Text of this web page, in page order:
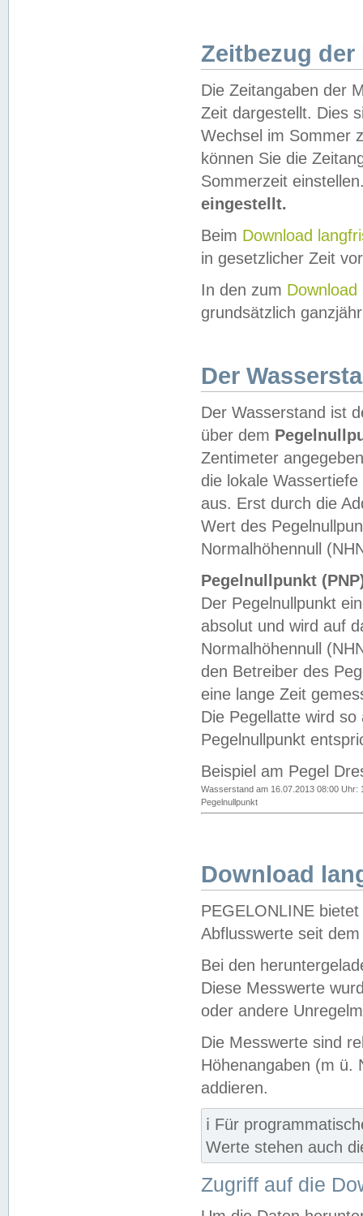
Zeitbezug der
Die Zeitangaben der
Zeit dargestellt. Dies
Wechsel im Sommer
können Sie die
Sommerzeit
eingestellt.
Beim Download
in gesetzlicher Zeit
In den zum Download
grundsätzlich
Der
Der Wasserstand ist
über dem
Zentimeter
die lokale
aus. Erst durch die
Wert des
Normalhöhennull
Pegelnullpunkt
Der Pegelnullpunkt
absolut und wird auf
Normalhöhennull
den Betreiber des
eine lange Zeit
Die Pegellatte wird
Pegelnullpunkt
Beispiel am Pegel
Wasserstand am 16.07.2013 08:00 Uhr:
Pegelnullpunkt
Download
PEGELONLINE
Abflusswerte seit
Bei den
Diese Messwerte
oder andere
Die Messwerte sind
Höhenangaben (m ü.
addieren.
ℹ️ Für
Werte stehen auch
Zugriff auf die